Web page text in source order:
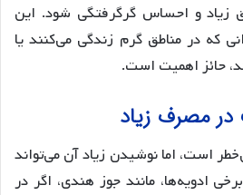
زیاد و احساس گرگرفتگی شود. این
که در مناطق گرم زندگی می‌کنند یا
حائز اهمیت است.
مصرف زیاد
است، اما نوشیدن زیاد آن می‌تواند
ادویه‌ها، مانند جوز هندی، اگر در